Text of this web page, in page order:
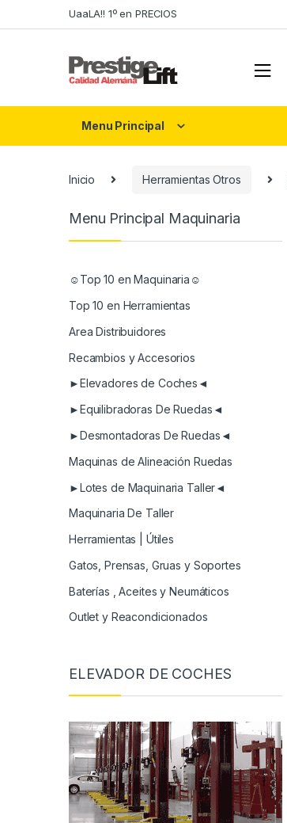
to
to
UaaLA!! 1º en PRECIOS
Menu Principal
Inicio Herramientas Otros
Menu Principal Maquinaria
☺Top 10 en Maquinaria☺
Top 10 en Herramientas
Area Distribuidores
Recambios y Accesorios
►Elevadores de Coches◄
►Equilibradoras De Ruedas◄
►Desmontadoras De Ruedas◄
Maquinas de Alineación Ruedas
►Lotes de Maquinaria Taller◄
Maquinaria De Taller
Herramientas | Útiles
Gatos, Prensas, Gruas y Soportes
Baterías , Aceites y Neumáticos
Outlet y Reacondicionados
ELEVADOR DE COCHES